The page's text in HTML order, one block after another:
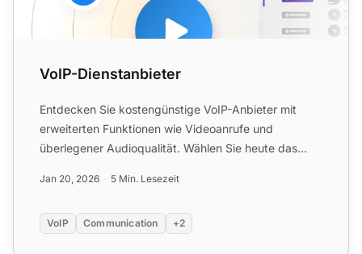
VoIP-Dienstanbieter
Entdecken Sie kostengünstige VoIP-Anbieter mit
erweiterten Funktionen wie Videoanrufe und
überlegener Audioqualität. Wählen Sie heute das
Jan 20, 2026 5 Min. Lesezeit
VoIP Communication +2